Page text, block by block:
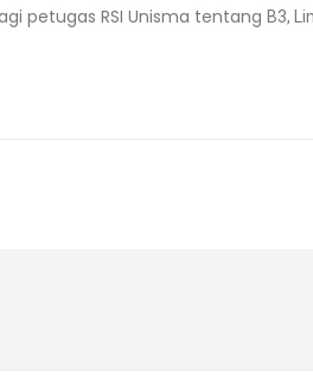
petugas RSI Unisma tentang B3,